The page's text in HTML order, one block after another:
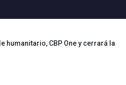
humanitario, CBP One y cerrará la